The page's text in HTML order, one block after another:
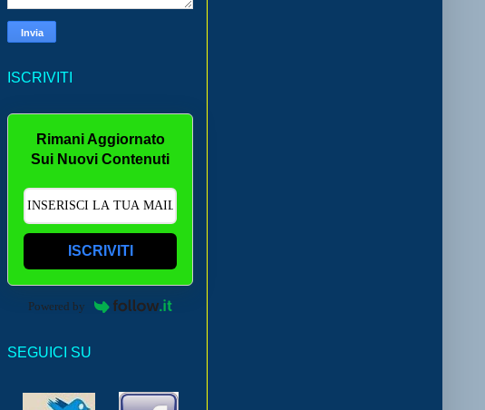
ISCRIVITI
Rimani Aggiornato
Sui Nuovi Contenuti
ISCRIVITI
Powered by
SEGUICI SU